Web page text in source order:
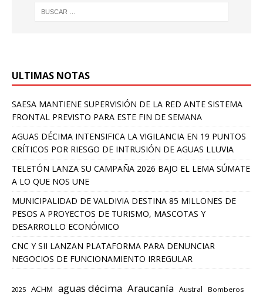
ULTIMAS NOTAS
SAESA MANTIENE SUPERVISIÓN DE LA RED ANTE SISTEMA
FRONTAL PREVISTO PARA ESTE FIN DE SEMANA
AGUAS DÉCIMA INTENSIFICA LA VIGILANCIA EN 19 PUNTOS
CRÍTICOS POR RIESGO DE INTRUSIÓN DE AGUAS LLUVIA
TELETÓN LANZA SU CAMPAÑA 2026 BAJO EL LEMA SÚMATE
A LO QUE NOS UNE
MUNICIPALIDAD DE VALDIVIA DESTINA 85 MILLONES DE
PESOS A PROYECTOS DE TURISMO, MASCOTAS Y
DESARROLLO ECONÓMICO
CNC Y SII LANZAN PLATAFORMA PARA DENUNCIAR
NEGOCIOS DE FUNCIONAMIENTO IRREGULAR
2025 ACHM aguas décima Araucanía Austral Bomberos